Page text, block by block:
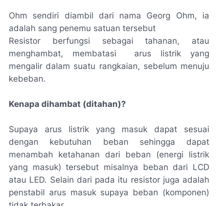
Ohm sendiri diambil dari nama Georg Ohm, ia
adalah sang penemu satuan tersebut
Resistor berfungsi sebagai tahanan, atau
menghambat, membatasi arus listrik yang
mengalir dalam suatu rangkaian, sebelum menuju
kebeban.
Kenapa dihambat (ditahan)?
Supaya arus listrik yang masuk dapat sesuai
dengan kebutuhan beban sehingga dapat
menambah ketahanan dari beban (energi listrik
yang masuk) tersebut misalnya beban dari LCD
atau LED. Selain dari pada itu resistor juga adalah
penstabil arus masuk supaya beban (komponen)